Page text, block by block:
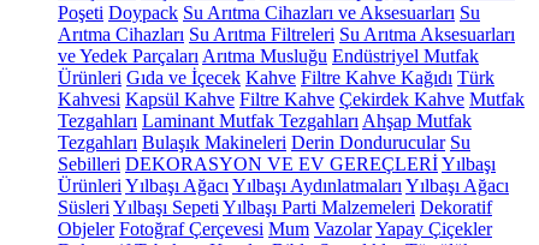
Poşeti Doypack Su Arıtma Cihazları ve Aksesuarları Su
Arıtma Cihazları Su Arıtma Filtreleri Su Arıtma Aksesuarları
ve Yedek Parçaları Arıtma Musluğu Endüstriyel Mutfak
Ürünleri Gıda ve İçecek Kahve Filtre Kahve Kağıdı Türk
Kahvesi Kapsül Kahve Filtre Kahve Çekirdek Kahve Mutfak
Tezgahları Laminant Mutfak Tezgahları Ahşap Mutfak
Tezgahları Bulaşık Makineleri Derin Dondurucular Su
Sebilleri DEKORASYON VE EV GEREÇLERİYılbaşı
Ürünleri Yılbaşı Ağacı Yılbaşı Aydınlatmaları Yılbaşı Ağacı
Süsleri Yılbaşı Sepeti Yılbaşı Parti Malzemeleri Dekoratif
Objeler Fotoğraf Çerçevesi Mum VazolarYapay Çiçekler